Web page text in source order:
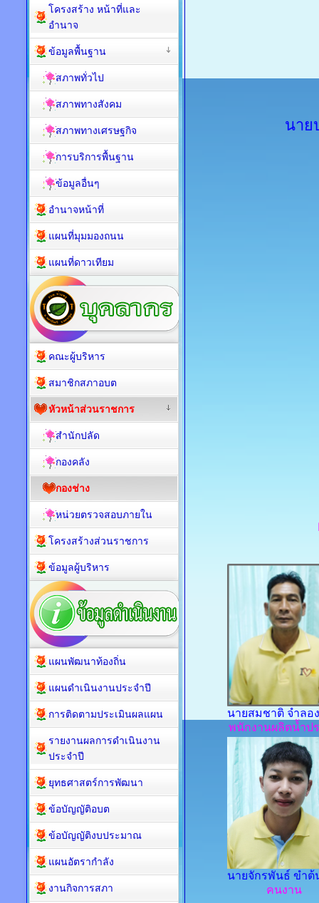
นาย
นายสมชาติ จำลอ
พนักงานผลิตน้ำป
นายจักรพันธ์ ขำต้
คนงาน
โครงสร้าง หน้าที่และ
อำนาจ
ข้อมูลพื้นฐาน
สภาพทั่วไป
สภาพทางสังคม
สภาพทางเศรษฐกิจ
การบริการพื้นฐาน
ข้อมูลอื่นๆ
อำนาจหน้าที่
แผนที่มุมมองถนน
แผนที่ดาวเทียม
คณะผู้บริหาร
สมาชิกสภาอบต
หัวหน้าส่วนราชการ
สำนักปลัด
กองคลัง
กองช่าง
หน่วยตรวจสอบภายใน
โครงสร้างส่วนราชการ
ข้อมูลผู้บริหาร
แผนพัฒนาท้องถิ่น
แผนดำเนินงานประจำปี
การติดตามประเมินผลแผน
รายงานผลการดำเนินงาน
ประจำปี
ยุทธศาสตร์การพัฒนา
ข้อบัญญัติอบต
ข้อบัญญัติงบประมาณ
แผนอัตรากำลัง
งานกิจการสภา